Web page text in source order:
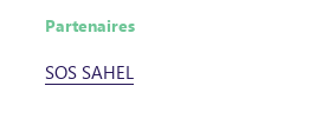
Partenaires
SOS SAHEL